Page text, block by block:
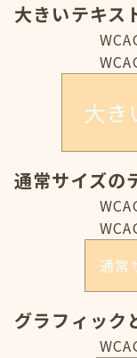
大きいテキス
大き
通常サイズの
通常
グラフィック